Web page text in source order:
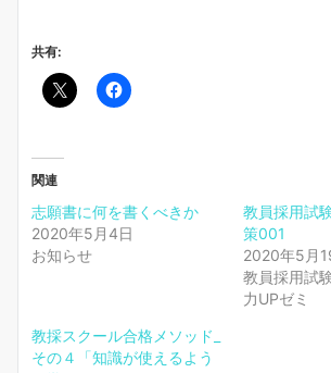
共有:
関連
志願書に何を書くべきか
2020年5月4日
お知らせ
教員採用試
策001
2020年5月
教員採用試
力UPゼミ
教採スクール合格メソッド_
その４「知識が使えるよう